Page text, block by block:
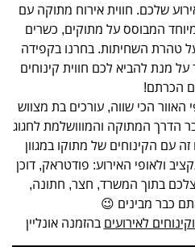
שלכם. חווית אירוח מתוקה עם
המבוסס על מתוקים, כשרים
טהרת השחיתות. בחרנו בקפידה
מנת להביא לכם חווית קינוחים
הכרתם!
הכי שווה, עורכים בת מצווש
הדרך המתוקה והמווושלמת לחגוג
עם הקינוחים של מתוקו במגוון
ולאופי האירוע: פודטראק, דוכן
בתוך המשרד, חצר, חתונה,
כבר מבינים 😉
לאירועים בהזמנה אונליין